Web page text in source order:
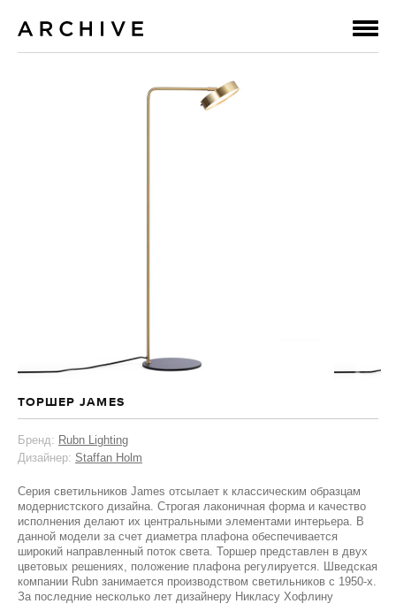
ТОРШЕР JAMES
Бренд: Rubn Lighting
Дизайнер: Staffan Holm
Серия светильников James отсылает к классическим образцам
модернистского дизайна. Строгая лаконичная форма и качество
исполнения делают их центральными элементами интерьера. В
данной модели за счет диаметра плафона обеспечивается
широкий направленный поток света. Торшер представлен в двух
цветовых решениях, положение плафона регулируется. Шведская
компании Rubn занимается производством светильников с 1950-х.
За последние несколько лет дизайнеру Никласу Хофлину